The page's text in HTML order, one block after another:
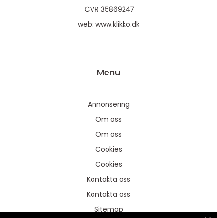
web: www.klikko.dk
Menu
Annonsering
Om oss
Om oss
Cookies
Cookies
Kontakta oss
Kontakta oss
Sitemap